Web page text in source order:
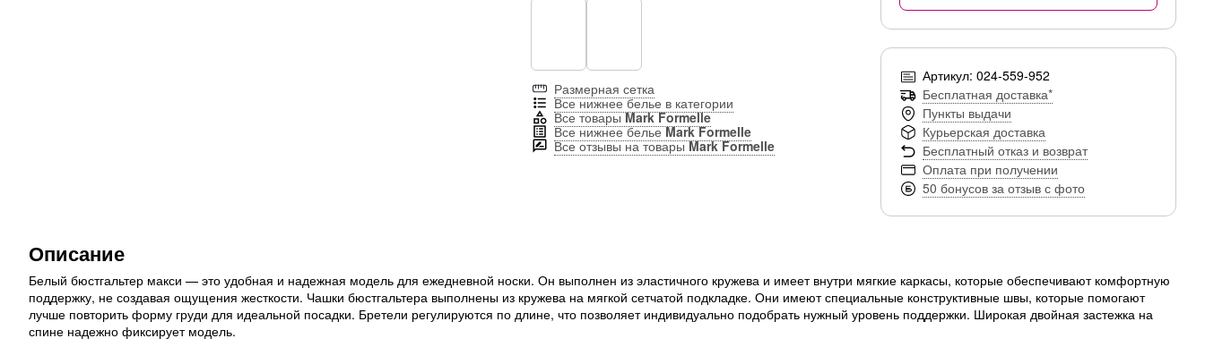
Размерная сетка
Все нижнее белье в категории
Все товарыMark Formelle
Все нижнее бельеMark Formelle
Все отзывы на товарыMark Formelle
Артикул: 024-559-952
Бесплатная доставка*
Пункты выдачи
Курьерская доставка
Бесплатный отказ и возврат
Оплата при получении
50 бонусов за отзыв с фото
Описание
Белый бюстгальтер макси — это удобная и надежная модель для ежедневной носки. Он выполнен из эластичного кружева и имеет внутри мягкие каркасы, которые обеспечивают комфортную
поддержку, не создавая ощущения жесткости. Чашки бюстгальтера выполнены из кружева на мягкой сетчатой подкладке. Они имеют специальные конструктивные швы, которые помогают
лучше повторить форму груди для идеальной посадки. Бретели регулируются по длине, что позволяет индивидуально подобрать нужный уровень поддержки. Широкая двойная застежка на
спине надежно фиксирует модель.